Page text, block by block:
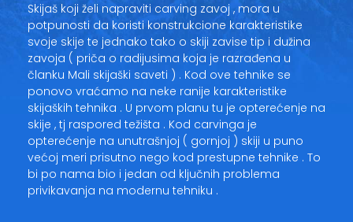
Skijaš koji želi napraviti carving zavoj , mora u
potpunosti da koristi konstrukcione karakteristike
svoje skije te jednako tako o skiji zavise tip i dužina
zavoja ( priča o radijusima koja je razrađena u
članku Mali skijaški saveti ) . Kod ove tehnike se
ponovo vraćamo na neke ranije karakteristike
skijaških tehnika . U prvom planu tu je opterećenje na
skije , tj raspored težišta . Kod carvinga je
opterećenje na unutrašnjoj ( gornjoj ) skiji u puno
većoj meri prisutno nego kod prestupne tehnike . To
bi po nama bio i jedan od ključnih problema
privikavanja na modernu tehniku .